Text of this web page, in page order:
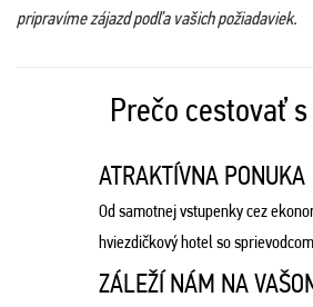
pripravíme zájazd podľa vašich požiadaviek.
Prečo cestovať
ATRAKTÍVNA PONUKA
Od samotnej vstupenky cez
hviezdičkový hotel so
ZÁLEŽÍ NÁM NA